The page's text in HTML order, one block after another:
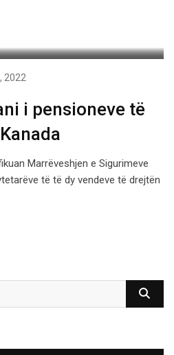
2022
i pensioneve të
Marrëveshjen e Sigurimeve
të të dy vendeve të drejtën